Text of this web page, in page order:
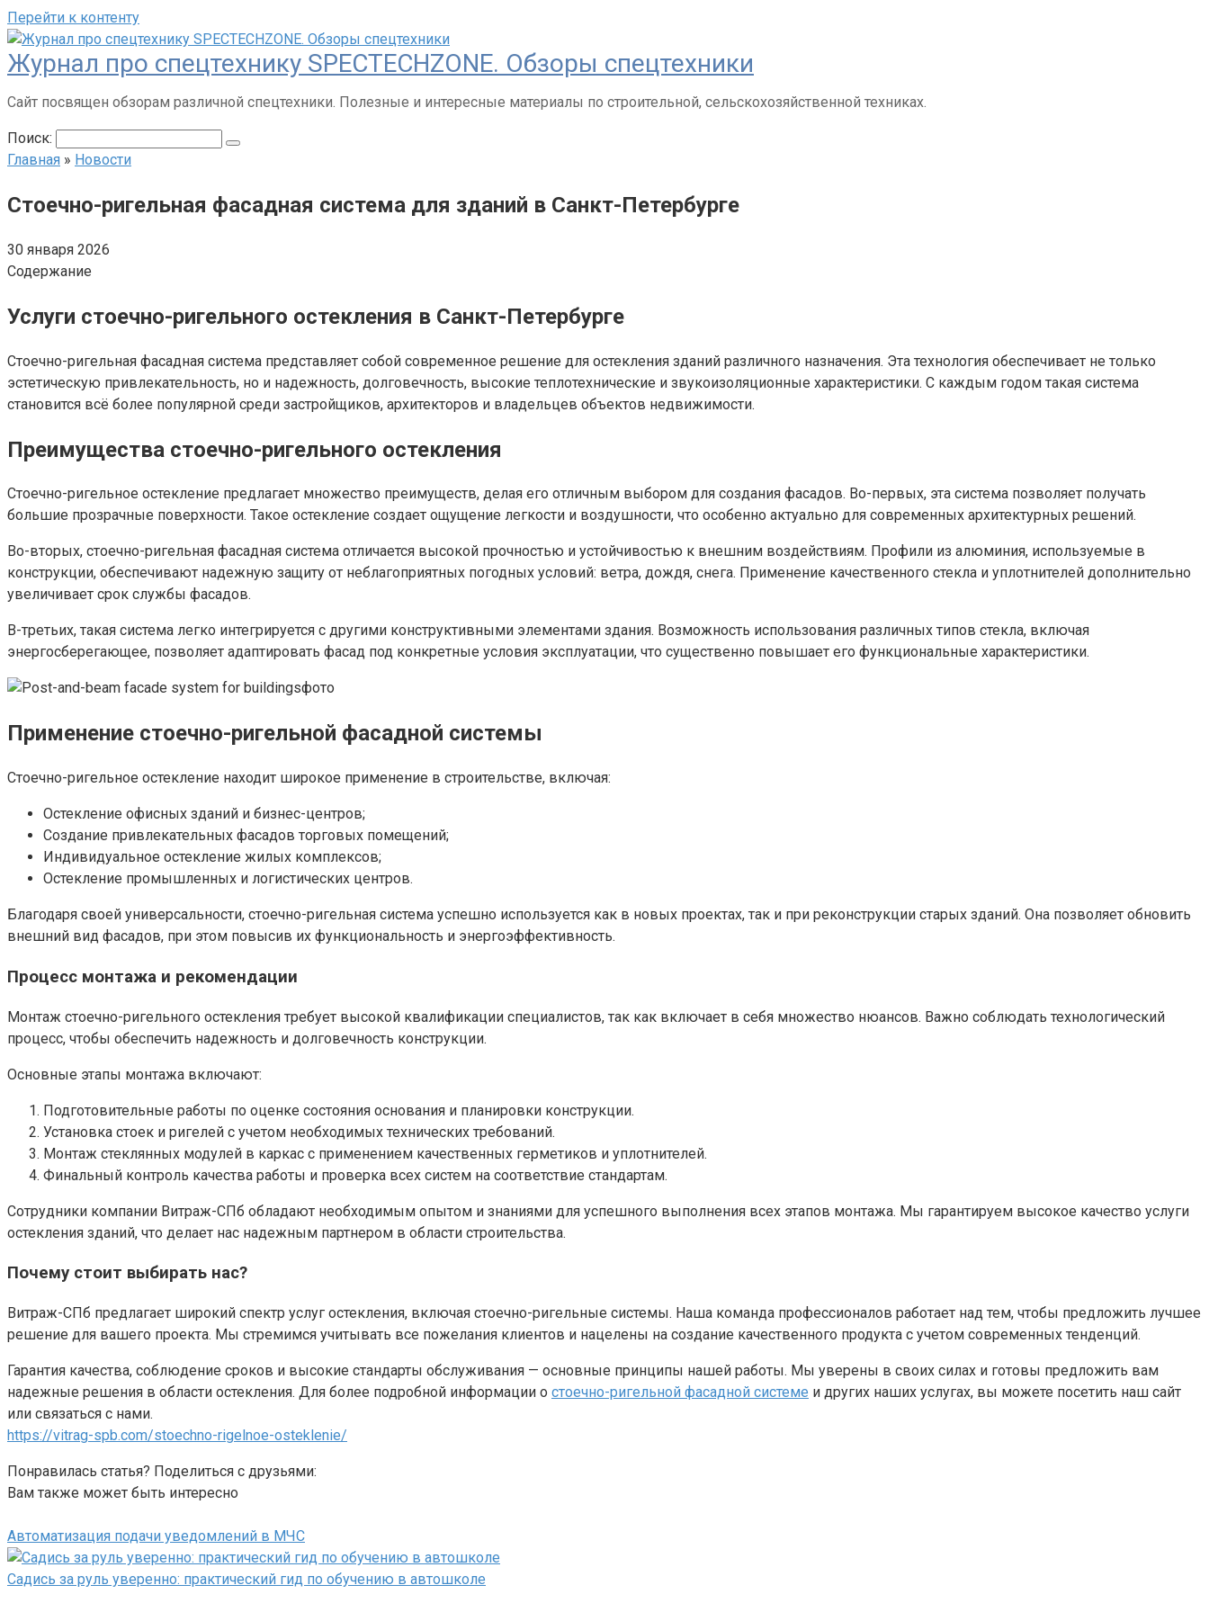
Перейти к контенту
Журнал про спецтехнику SPECTECHZONE. Обзоры спецтехники
Сайт посвящен обзорам различной спецтехники. Полезные и интересные материалы по строительной, сельскохозяйственной техниках.
Поиск:
Главная » Новости
Стоечно-ригельная фасадная система для зданий в Санкт-Петербурге
30 января 2026
Содержание
Услуги стоечно-ригельного остекления в Санкт-Петербурге
Стоечно-ригельная фасадная система представляет собой современное решение для остекления зданий различного назначения. Эта технология обеспечивает не только
эстетическую привлекательность, но и надежность, долговечность, высокие теплотехнические и звукоизоляционные характеристики. С каждым годом такая система
становится всё более популярной среди застройщиков, архитекторов и владельцев объектов недвижимости.
Преимущества стоечно-ригельного остекления
Стоечно-ригельное остекление предлагает множество преимуществ, делая его отличным выбором для создания фасадов. Во-первых, эта система позволяет получать
большие прозрачные поверхности. Такое остекление создает ощущение легкости и воздушности, что особенно актуально для современных архитектурных решений.
Во-вторых, стоечно-ригельная фасадная система отличается высокой прочностью и устойчивостью к внешним воздействиям. Профили из алюминия, используемые в
конструкции, обеспечивают надежную защиту от неблагоприятных погодных условий: ветра, дождя, снега. Применение качественного стекла и уплотнителей дополнительно
увеличивает срок службы фасадов.
В-третьих, такая система легко интегрируется с другими конструктивными элементами здания. Возможность использования различных типов стекла, включая
энергосберегающее, позволяет адаптировать фасад под конкретные условия эксплуатации, что существенно повышает его функциональные характеристики.
Применение стоечно-ригельной фасадной системы
Стоечно-ригельное остекление находит широкое применение в строительстве, включая:
Остекление офисных зданий и бизнес-центров;
Создание привлекательных фасадов торговых помещений;
Индивидуальное остекление жилых комплексов;
Остекление промышленных и логистических центров.
Благодаря своей универсальности, стоечно-ригельная система успешно используется как в новых проектах, так и при реконструкции старых зданий. Она позволяет обновить
внешний вид фасадов, при этом повысив их функциональность и энергоэффективность.
Процесс монтажа и рекомендации
Монтаж стоечно-ригельного остекления требует высокой квалификации специалистов, так как включает в себя множество нюансов. Важно соблюдать технологический
процесс, чтобы обеспечить надежность и долговечность конструкции.
Основные этапы монтажа включают:
Подготовительные работы по оценке состояния основания и планировки конструкции.
Установка стоек и ригелей с учетом необходимых технических требований.
Монтаж стеклянных модулей в каркас с применением качественных герметиков и уплотнителей.
Финальный контроль качества работы и проверка всех систем на соответствие стандартам.
Сотрудники компании Витраж-СПб обладают необходимым опытом и знаниями для успешного выполнения всех этапов монтажа. Мы гарантируем высокое качество услуги
остекления зданий, что делает нас надежным партнером в области строительства.
Почему стоит выбирать нас?
Витраж-СПб предлагает широкий спектр услуг остекления, включая стоечно-ригельные системы. Наша команда профессионалов работает над тем, чтобы предложить лучшее
решение для вашего проекта. Мы стремимся учитывать все пожелания клиентов и нацелены на создание качественного продукта с учетом современных тенденций.
Гарантия качества, соблюдение сроков и высокие стандарты обслуживания — основные принципы нашей работы. Мы уверены в своих силах и готовы предложить вам
надежные решения в области остекления. Для более подробной информации о стоечно-ригельной фасадной системе и других наших услугах, вы можете посетить наш сайт
или связаться с нами.
https://vitrag-spb.com/stoechno-rigelnoe-osteklenie/
Понравилась статья? Поделиться с друзьями:
Вам также может быть интересно
Автоматизация подачи уведомлений в МЧС
Садись за руль уверенно: практический гид по обучению в автошколе